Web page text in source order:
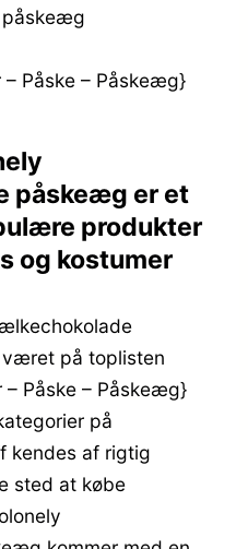
Påske – Påskeæg}
påskeæg er et
produkter
og kostumer
på toplisten
Påske – Påskeæg}
på
kendes af rigtig
sted at købe